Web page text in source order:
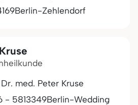
Berlin-Zehlendorf
med. Peter Kruse
- 5813349Berlin-Wedding